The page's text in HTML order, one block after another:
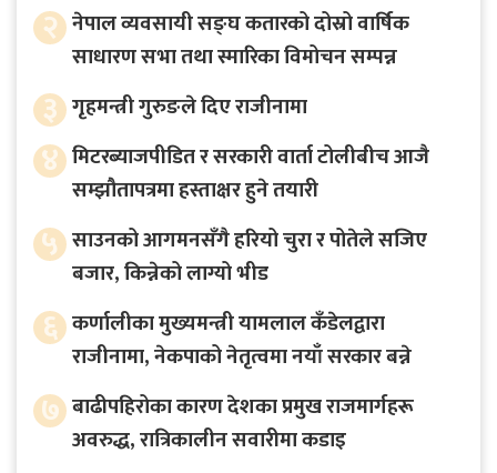
२ नेपाल व्यवसायी सङ्घ कतारको दोस्रो वार्षिक
साधारण सभा तथा स्मारिका विमोचन सम्पन्न
३ गृहमन्त्री गुरुङले दिए राजीनामा
४ मिटरब्याजपीडित र सरकारी वार्ता टोलीबीच आजै
सम्झौतापत्रमा हस्ताक्षर हुने तयारी
५ साउनको आगमनसँगै हरियो चुरा र पोतेले सजिए
बजार, किन्नेको लाग्यो भीड
६ कर्णालीका मुख्यमन्त्री यामलाल कँडेलद्वारा
राजीनामा, नेकपाको नेतृत्वमा नयाँ सरकार बन्ने
७ बाढीपहिरोका कारण देशका प्रमुख राजमार्गहरू
अवरुद्ध, रात्रिकालीन सवारीमा कडाइ